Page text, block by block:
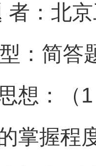
者：北
：简答
想：（
掌握程